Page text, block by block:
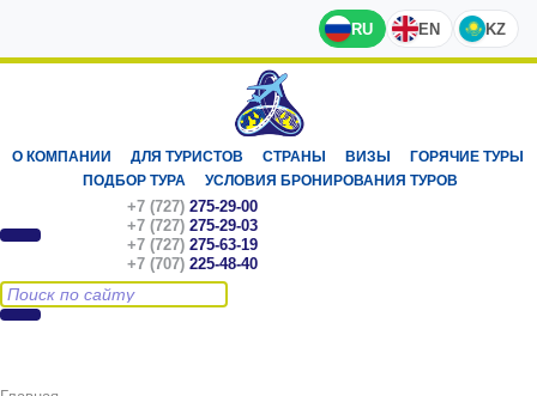
RU EN KZ
О КОМПАНИИ ДЛЯ ТУРИСТОВ СТРАНЫ ВИЗЫ
ГОРЯЧИЕ ТУРЫ
ПОДБОР ТУРА
УСЛОВИЯ БРОНИРОВАНИЯ ТУРОВ
+7 (727) 275-29-00
+7 (727) 275-29-03
+7 (727) 275-63-19
+7 (707) 225-48-40